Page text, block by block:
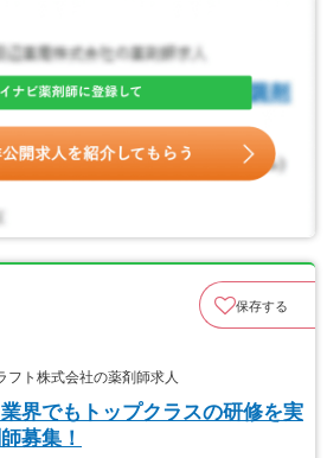
保存する
ト株式会社の薬剤師求人
業界でもトップクラスの研修を実
募集！